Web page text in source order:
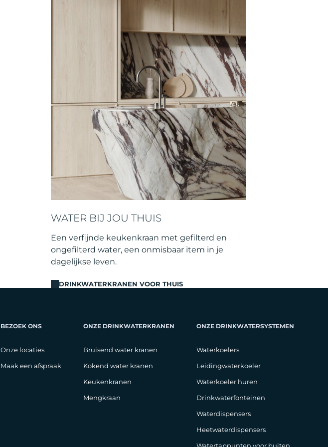
WATER BIJ JOU THUIS
Een verfijnde keukenkraan met gefilterd en
ongefilterd water, een onmisbaar item in je
dagelijkse leven.
DRINKWATERKRANEN VOOR THUIS
BEZOEK ONS
Onze locaties
Maak een afspraak
ONZE DRINKWATERKRANEN
Bruisend water kranen
Kokend water kranen
Keukenkranen
Mengkraan
ONZE DRINKWATERSYSTEMEN
Waterkoelers
Leidingwaterkoeler
Waterkoeler huren
Drinkwaterfonteinen
Waterdispensers
Heetwaterdispensers